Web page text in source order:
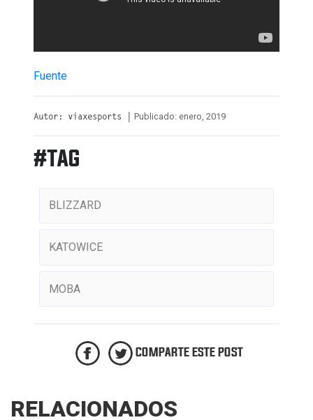
Fuente
Autor: viaxesports | Publicado: enero, 2019
#TAG
BLIZZARD
KATOWICE
MOBA
COMPARTE ESTE POST
RELACIONADOS